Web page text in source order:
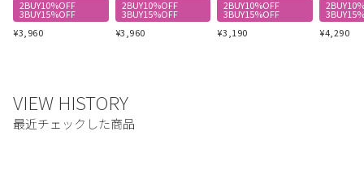
2BUY10%OFF
3BUY15%OFF
¥3,960
2BUY10%OFF
3BUY15%OFF
¥3,960
2BUY10%OFF
3BUY15%OFF
¥3,190
¥4,290